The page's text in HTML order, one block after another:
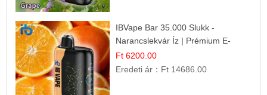
IBVape Bar 35.000 Slukk -
Narancslekvár Íz | Prémium E-
cigaretta
Ft 6200.00
Eredeti ár： Ft 14686.00